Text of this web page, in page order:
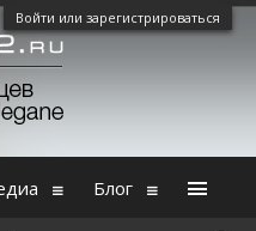
Войти или зарегистрироваться
Блог